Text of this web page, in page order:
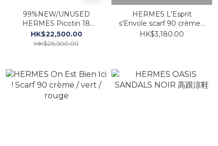
99%NEW/UNUSED
HERMES Picotin 18
Cargo N4 gris platine CK
鉑金灰銀扣
HK$22,500.00
HK$26,500.00
HERMES L'Esprit
s'Envole scarf 90 crème /
orange cuit / vert
HK$3,180.00